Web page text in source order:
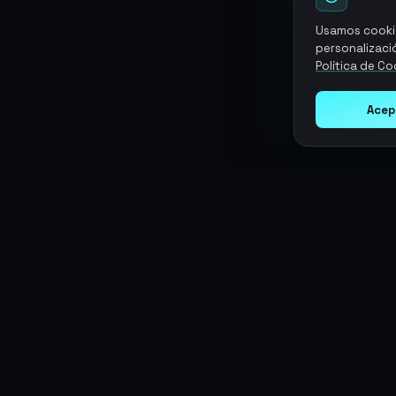
Usamos
Política de